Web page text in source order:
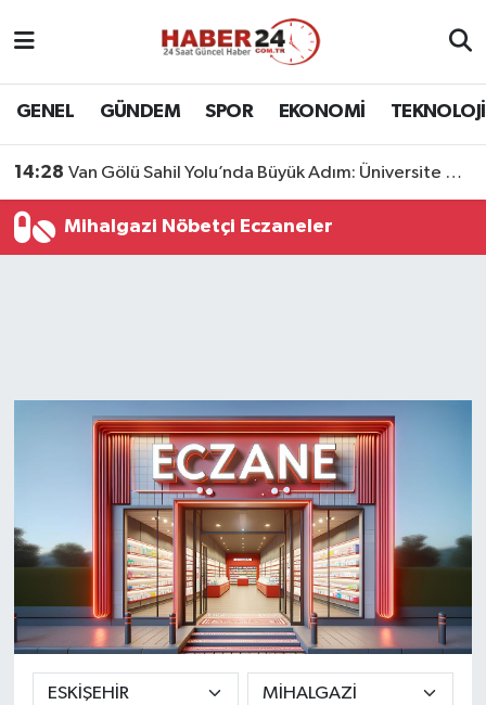
GENEL GÜNDEM SPOR EKONOMİ TEKNOLOJİ
14:28 Van Gölü Sahil Yolu’nda Büyük Adım: Üniversite Bağlantı Etabı Tamamlandı
Mihalgazi Nöbetçi Eczaneler
Nöbetçi Eczaneler
Son Dakika Haberleri
Haber Arşivi